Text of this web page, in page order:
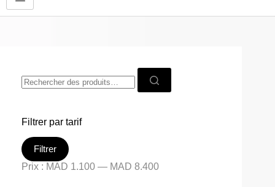
Filtrer par tarif
Filtrer
Prix : MAD 1.100 — MAD 8.400